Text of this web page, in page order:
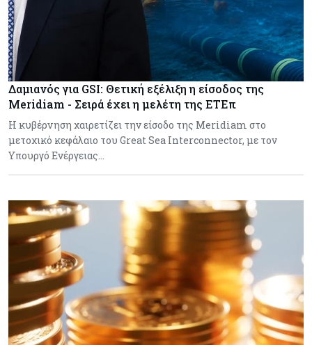
Δαμιανός για GSI: Θετική εξέλιξη η είσοδος της
Meridiam - Σειρά έχει η μελέτη της ΕΤΕπ
Η κυβέρνηση χαιρετίζει την είσοδο της Meridiam στο
μετοχικό κεφάλαιο του Great Sea Interconnector, με τον
Υπουργό Ενέργειας…